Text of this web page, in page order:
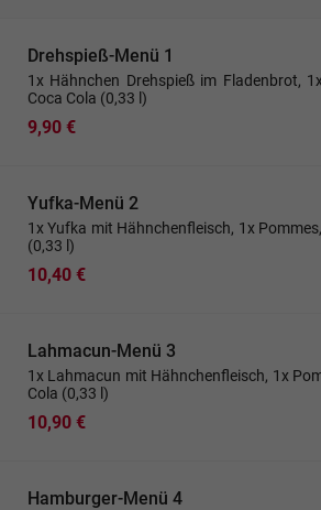
Drehspieß-Menü 1
1x Hähnchen Drehspieß im Fladenbrot,
Coca Cola (0,33 l)
9,90 €
Yufka-Menü 2
1x Yufka mit Hähnchenfleisch, 1x
(0,33 l)
10,40 €
Lahmacun-Menü 3
1x Lahmacun mit Hähnchenfleisch, 1x
Cola (0,33 l)
10,90 €
Hamburger-Menü 4